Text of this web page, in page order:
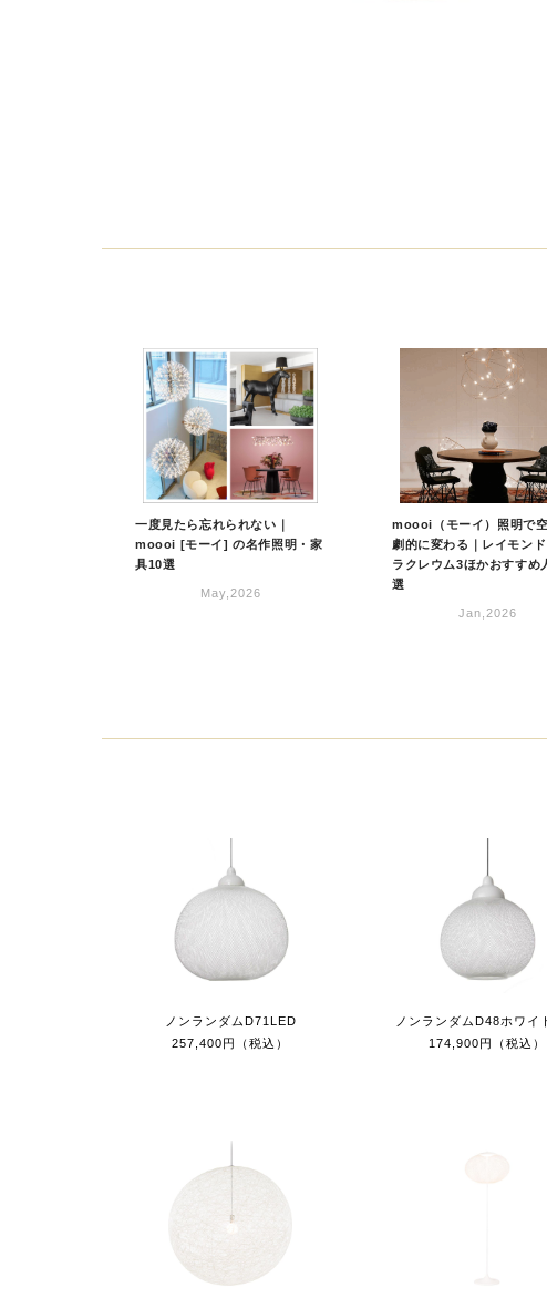
一度見たら忘れられない｜
moooi [モーイ] の名作照明・家
具10選
May,2026
moooi（モーイ）照明で
劇的に変わる｜レイモン
ラクレウム3ほかおすすめ
選
Jan,2026
ノンランダムD71LED
257,400円（税込）
ノンランダムD48ホワイ
174,900円（税込）